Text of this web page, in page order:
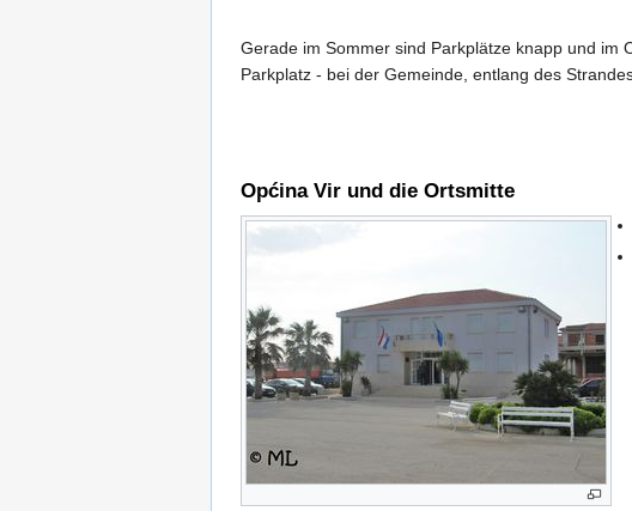
Gerade im Sommer sind Parkplätze knapp und im
Parkplatz - bei der Gemeinde, entlang des
Općina Vir und die Ortsmitte